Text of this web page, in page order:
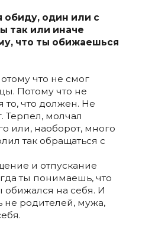
обиду, один или с
так или иначе
что ты обижаешься
что не смог
Потому что не
то, что должен. Не
Терпел, молчал
или, наоборот, много
так обращаться с
и отпускание
ты понимаешь, что
обижался на себя. И
не родителей, мужа,